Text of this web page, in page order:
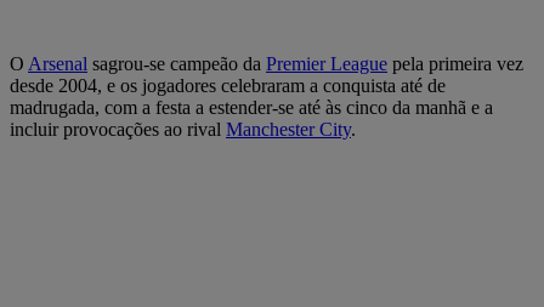
O Arsenal sagrou-se campeão da Premier League pela primeira vez
desde 2004, e os jogadores celebraram a conquista até de
madrugada, com a festa a estender-se até às cinco da manhã e a
incluir provocações ao rival Manchester City.